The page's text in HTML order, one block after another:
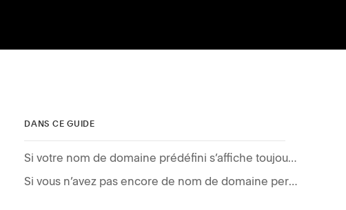
DANS CE GUIDE
Si votre nom de domaine prédéfini s’affiche toujours après l’ajout d’un nom de domaine personnalisé
Si vous n’avez pas encore de nom de domaine personnalisé